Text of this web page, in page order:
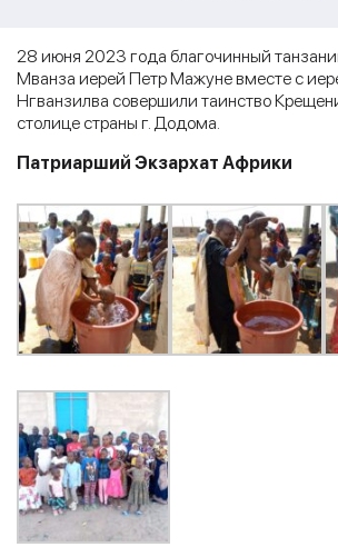
28 июня 2023 года благочинный
Мванза иерей Петр Мажуне вместе с
Нгванзилва совершили таинство
столице страны г. Додома.
Патриарший Экзархат Африки